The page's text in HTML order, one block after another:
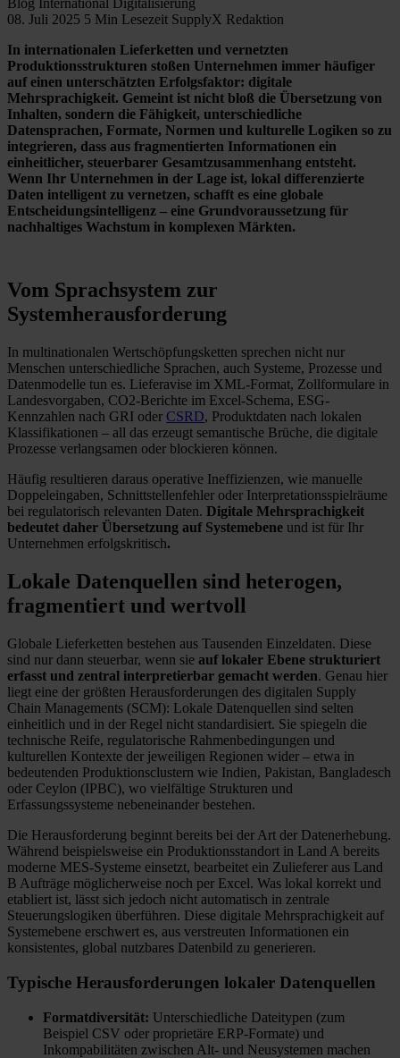
Blog International Digitalisierung
08. Juli 2025 5 Min Lesezeit SupplyX Redaktion
In internationalen Lieferketten und vernetzten
Produktionsstrukturen stoßen Unternehmen immer häufiger
auf einen unterschätzten Erfolgsfaktor: digitale
Mehrsprachigkeit. Gemeint ist nicht bloß die Übersetzung von
Inhalten, sondern die Fähigkeit, unterschiedliche
Datensprachen, Formate, Normen und kulturelle Logiken so zu
integrieren, dass aus fragmentierten Informationen ein
einheitlicher, steuerbarer Gesamtzusammenhang entsteht.
Wenn Ihr Unternehmen in der Lage ist, lokal differenzierte
Daten intelligent zu vernetzen, schafft es eine globale
Entscheidungsintelligenz – eine Grundvoraussetzung für
nachhaltiges Wachstum in komplexen Märkten.
Vom Sprachsystem zur
Systemherausforderung
In multinationalen Wertschöpfungsketten sprechen nicht nur
Menschen unterschiedliche Sprachen, auch Systeme, Prozesse und
Datenmodelle tun es. Lieferavise im XML-Format, Zollformulare in
Landesvorgaben, CO2-Berichte im Excel-Schema, ESG-
Kennzahlen nach GRI oder CSRD, Produktdaten nach lokalen
Klassifikationen – all das erzeugt semantische Brüche, die digitale
Prozesse verlangsamen oder blockieren können.
Häufig resultieren daraus operative Ineffizienzen, wie manuelle
Doppeleingaben, Schnittstellenfehler oder Interpretationsspielräume
bei regulatorisch relevanten Daten. Digitale Mehrsprachigkeit
bedeutet daher Übersetzung auf Systemebene und ist für Ihr
Unternehmen erfolgskritisch.
Lokale Datenquellen sind heterogen,
fragmentiert und wertvoll
Globale Lieferketten bestehen aus Tausenden Einzeldaten. Diese
sind nur dann steuerbar, wenn sie auf lokaler Ebene strukturiert
erfasst und zentral interpretierbar gemacht werden. Genau hier
liegt eine der größten Herausforderungen des digitalen Supply
Chain Managements (SCM): Lokale Datenquellen sind selten
einheitlich und in der Regel nicht standardisiert. Sie spiegeln die
technische Reife, regulatorische Rahmenbedingungen und
kulturellen Kontexte der jeweiligen Regionen wider – etwa in
bedeutenden Produktionsclustern wie Indien, Pakistan, Bangladesch
oder Ceylon (IPBC), wo vielfältige Strukturen und
Erfassungssysteme nebeneinander bestehen.
Die Herausforderung beginnt bereits bei der Art der Datenerhebung.
Während beispielsweise ein Produktionsstandort in Land A bereits
moderne MES-Systeme einsetzt, bearbeitet ein Zulieferer aus Land
B Aufträge möglicherweise noch per Excel. Was lokal korrekt und
etabliert ist, lässt sich jedoch nicht automatisch in zentrale
Steuerungslogiken überführen. Diese digitale Mehrsprachigkeit auf
Systemebene erschwert es, aus verstreuten Informationen ein
konsistentes, global nutzbares Datenbild zu generieren.
Typische Herausforderungen lokaler Datenquellen
Formatdiversität: Unterschiedliche Dateitypen (zum
Beispiel CSV oder proprietäre ERP-Formate) und
Inkompabilitäten zwischen Alt- und Neusystemen machen